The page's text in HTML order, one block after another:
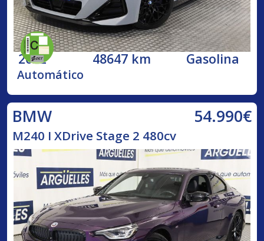
2022 48647 km Gasolina
Automático
BMW 54.990€
M240 I XDrive Stage 2 480cv